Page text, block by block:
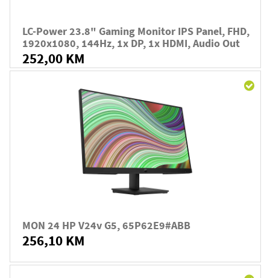
LC-Power 23.8" Gaming Monitor IPS Panel, FHD,
1920x1080, 144Hz, 1x DP, 1x HDMI, Audio Out
252,00 KM
MON 24 HP V24v G5, 65P62E9#ABB
256,10 KM